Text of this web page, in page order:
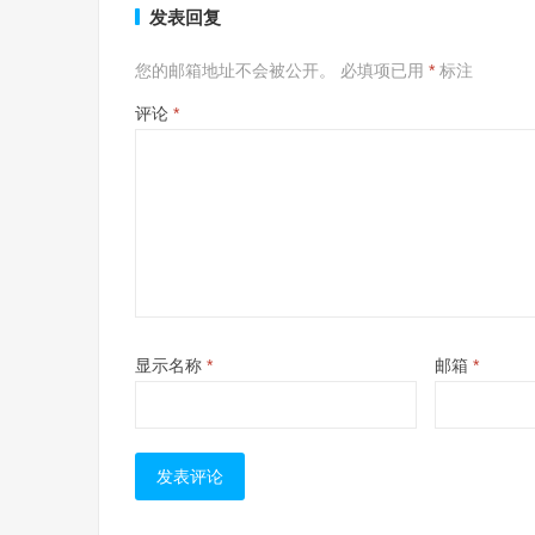
发表回复
您的邮箱地址不会被公开。 必填项已用 * 标注
评论 *
显示名称 * 邮箱 *